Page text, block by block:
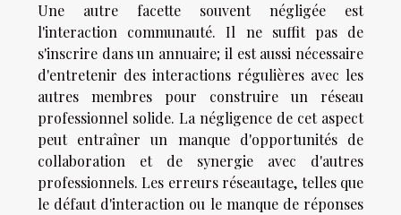
Une autre facette souvent négligée est
l'interaction communauté. Il ne suffit pas de
s'inscrire dans un annuaire; il est aussi nécessaire
d'entretenir des interactions régulières avec les
autres membres pour construire un réseau
professionnel solide. La négligence de cet aspect
peut entraîner un manque d'opportunités de
collaboration et de synergie avec d'autres
professionnels. Les erreurs réseautage, telles que
le défaut d'interaction ou le manque de réponses